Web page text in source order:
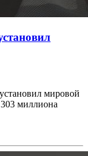
мировой
303 миллиона